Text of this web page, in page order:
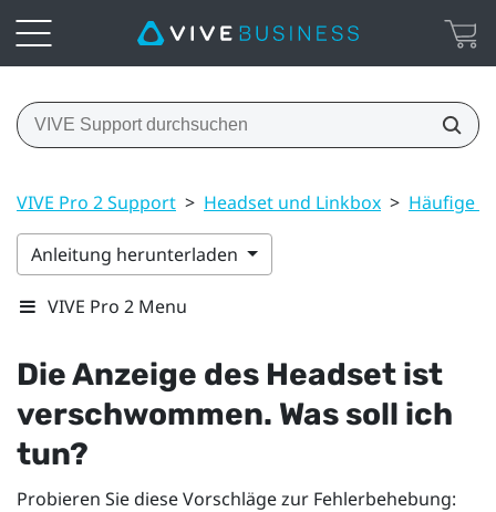
VIVE Pro 2 Support > Headset und Linkbox > Häufige
Anleitung herunterladen
VIVE Pro 2 Menu
Die Anzeige des Headset ist
verschwommen. Was soll ich
tun?
Probieren Sie diese Vorschläge zur Fehlerbehebung: